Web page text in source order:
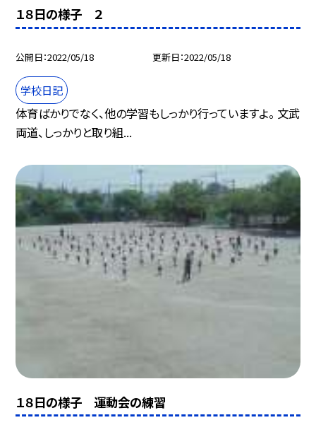
１８日の様子 ２
公開日 2022/05/18 更新日 2022/05/18
学校日記
体育ばかりでなく、他の学習もしっかり行っていますよ。 文武
両道、しっかりと取り組...
１８日の様子 運動会の練習